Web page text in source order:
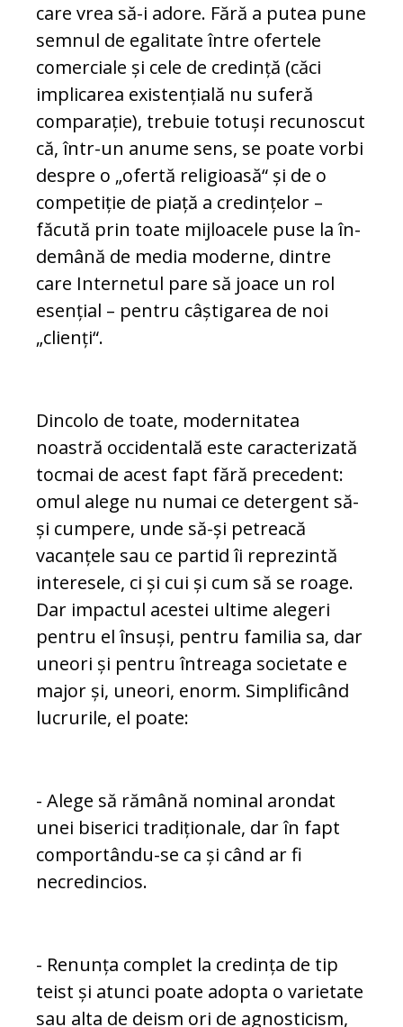
care vrea să-i adore. Fără a putea pune
semnul de egalitate între ofertele
comerciale și cele de credință (căci
implicarea existențială nu suferă
comparație), trebuie totuși recunoscut
că, în­tr-un anume sens, se poate vorbi
despre o „ofer­tă religioasă“ și de o
competiție de piață a cre­dințelor –
făcută prin toate mijloacele puse la în­
demână de media moderne, dintre
care Internetul pare să joace un rol
esențial – pentru câștigarea de noi
„clienți“.
Dincolo de toate, modernitatea
noastră occi­den­tală este caracterizată
tocmai de acest fapt fără precedent:
omul alege nu numai ce detergent să-
și cumpere, unde să-și petreacă
vacanțele sau ce partid îi reprezintă
interesele, ci și cui și cum să se roage.
Dar impactul acestei ultime alegeri
pen­tru el însuși, pentru familia sa, dar
uneori și pen­tru întreaga societate e
major și, uneori, enorm. Simplificând
lucrurile, el poate:
- Alege să rămână nominal arondat
unei biserici tra­diționale, dar în fapt
comportându-se ca și când ar fi
necredincios.
- Renunța complet la credința de tip
teist și atunci poate adopta o varietate
sau alta de deism ori de agnosticism,